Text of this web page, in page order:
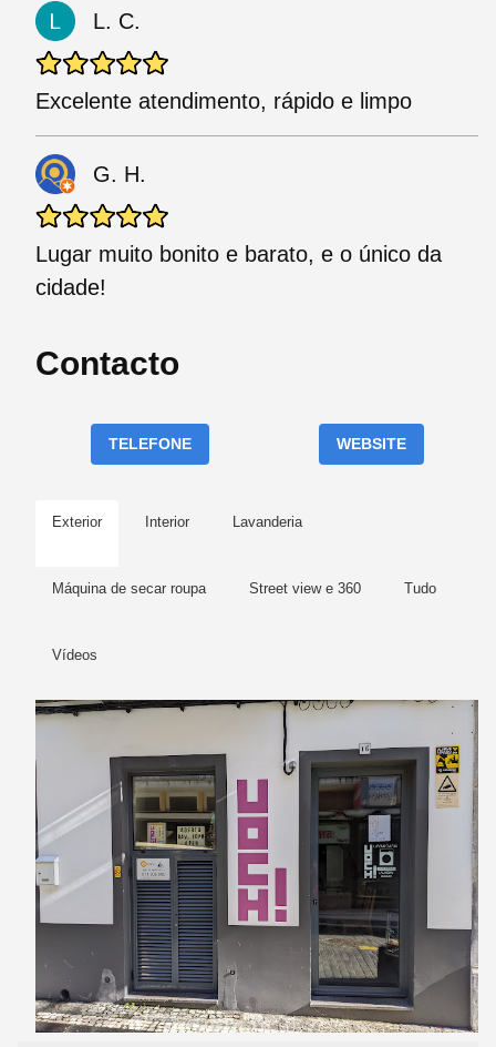
L. C.
Excelente atendimento, rápido e limpo
G. H.
Lugar muito bonito e barato, e o único da
cidade!
Contacto
TELEFONE WEBSITE
Exterior Interior Lavanderia
Máquina de secar roupa Street view e 360 Tudo
Vídeos